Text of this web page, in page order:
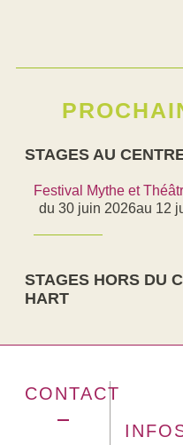
STAGES AU
Festival Mythe et
du 30 juin 2026au 12
STAGES HORS DU
HART
CONTACT